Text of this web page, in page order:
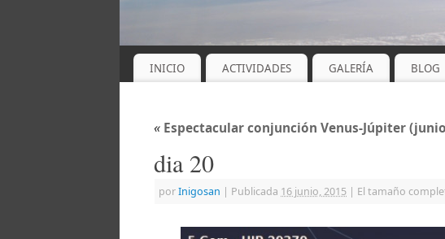
INICIO ACTIVIDADES GALERÍA BLOG
« Espectacular conjunción Venus-Júpiter
dia 20
porInigosan | Publicada 16 junio, 2015 | El tamaño